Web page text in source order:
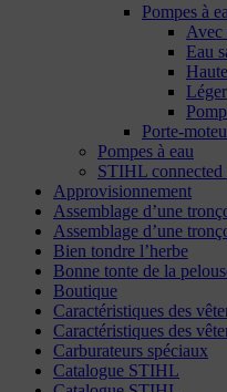
Pompes à
Avec
Eau
Léger
Porte-
Pompes à eau
STIHL connected
Approvisionnement
Assemblage d’une
Assemblage d’une
Bien tondre l’herbe
Bonne tonte de la
Boutique
Caractéristiques des
Caractéristiques des
Carburateurs spéciaux
Catalogue STIHL